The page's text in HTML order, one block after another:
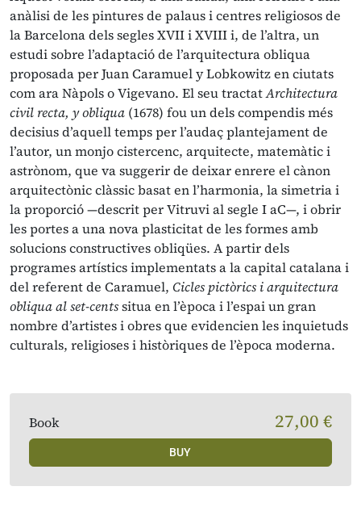
anàlisi de les pintures de palaus i centres religiosos de
la Barcelona dels segles XVII i XVIII i, de l’altra, un
estudi sobre l’adaptació de l’arquitectura obliqua
proposada per Juan Caramuel y Lobkowitz en ciutats
com ara Nàpols o Vigevano. El seu tractatArchitectura
civil recta, y obliqua (1678) fou un dels compendis més
decisius d’aquell temps per l’audaç plantejament de
l’autor, un monjo cistercenc, arquitecte, matemàtic i
astrònom, que va suggerir de deixar enrere el cànon
arquitectònic clàssic basat en l’harmonia, la simetria i
la proporció —descrit per Vitruvi al segle I aC—, i obrir
les portes a una nova plasticitat de les formes amb
solucions constructives obliqües. A partir dels
programes artístics implementats a la capital catalana i
del referent de Caramuel, Cicles pictòrics i arquitectura
obliqua al set-centssitua en l’època i l’espai un gran
nombre d’artistes i obres que evidencien les inquietuds
culturals, religioses i històriques de l’època moderna.
Book 27,00 €
BUY